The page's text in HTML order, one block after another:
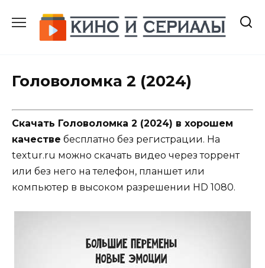
содержанию
Головоломка 2 (2024)
Скачать Головоломка 2 (2024) в хорошем
качестве бесплатно без регистрации. На
textur.ru можно скачать видео через торрент
или без него на телефон, планшет или
компьютер в высоком разрешении HD 1080.